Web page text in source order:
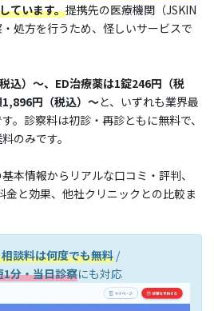
ています。提携先の医療機関（JSKIN
処方を行うため、怪しいサービスで
込）〜、ED治療薬は1錠246円（税
円（税込）〜と、いずれも業界最
。診察料は初診・再診ともに無料で、
のみです。
本情報からリアルな口コミ・評判、
金と効果、他社クリニックとの比較ま
談料は何度でも無料 /
1分・当日診察にも対応